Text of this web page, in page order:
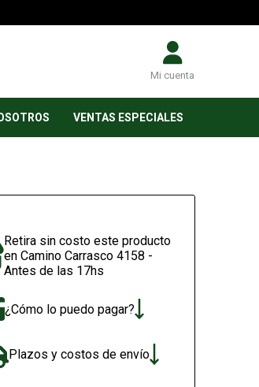
Mi cuenta
VENTAS ESPECIALES
Retira sin costo este producto
en Camino Carrasco 4158 -
Antes de las 17hs
¿Cómo lo puedo pagar?
Plazos y costos de envío